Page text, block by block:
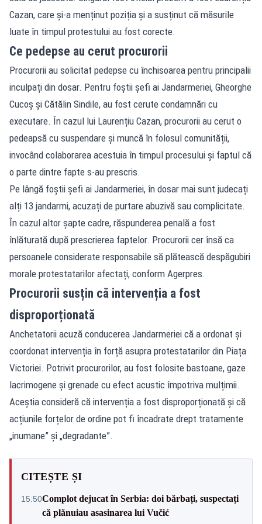
Cazan, care și-a menținut poziția și a susținut că măsurile
luate în timpul protestului au fost corecte.
Ce pedepse au cerut procurorii
Procurorii au solicitat pedepse cu închisoarea pentru principalii
inculpați din dosar. Pentru foștii șefi ai Jandarmeriei, Gheorghe
Cucoș și Cătălin Sindile, au fost cerute condamnări cu
executare. În cazul lui Laurențiu Cazan, procurorii au cerut o
pedeapsă cu suspendare și muncă în folosul comunității,
invocând colaborarea acestuia în timpul procesului și faptul că
o parte dintre fapte s-au prescris.
Pe lângă foștii șefi ai Jandarmeriei, în dosar mai sunt judecați
alți 13 jandarmi, acuzați de purtare abuzivă sau complicitate.
În cazul altor șapte cadre, răspunderea penală a fost
înlăturată după prescrierea faptelor. Procurorii cer însă ca
persoanele considerate responsabile să plătească despăgubiri
morale protestatarilor afectați, conform Agerpres.
Procurorii susțin că intervenția a fost
disproporționată
Anchetatorii acuză conducerea Jandarmeriei că a ordonat și
coordonat intervenția în forță asupra protestatarilor din Piața
Victoriei. Potrivit procurorilor, au fost folosite bastoane, gaze
lacrimogene și grenade cu efect acustic împotriva mulțimii.
Aceștia consideră că intervenția a fost disproporționată și că
acțiunile forțelor de ordine pot fi încadrate drept tratamente
„inumane” și „degradante”.
CITEȘTE ȘI
15:50Complot dejucat în Serbia: doi bărbați, suspectați
că plănuiau asasinarea lui Vučić